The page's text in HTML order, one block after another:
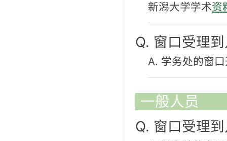
新潟大学学术资
Q. 窗口受理
A. 学务处的窗
一般人员
Q. 窗口受理